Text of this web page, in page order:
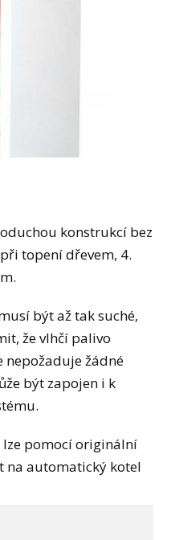
konstrukcí bez
topení dřevem, 4.
být až tak suché,
že vlhčí palivo
nepožaduje žádné
být zapojen i k
lze pomocí originální
na automatický kotel